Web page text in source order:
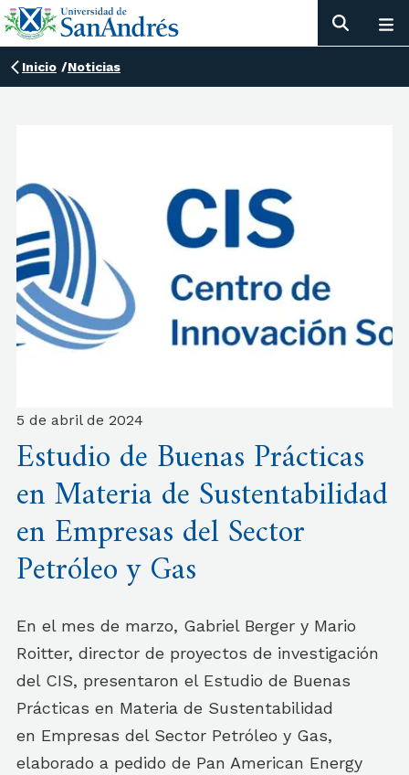
Inicio /Noticias
5 de abril de 2024
Estudio de Buenas Prácticas
en Materia de Sustentabilidad
en Empresas del Sector
Petróleo y Gas
En el mes de marzo, Gabriel Berger y Mario
Roitter, director de proyectos de investigación
del CIS, presentaron el Estudio de Buenas
Prácticas en Materia de Sustentabilidad
en Empresas del Sector Petróleo y Gas,
elaborado a pedido de Pan American Energy